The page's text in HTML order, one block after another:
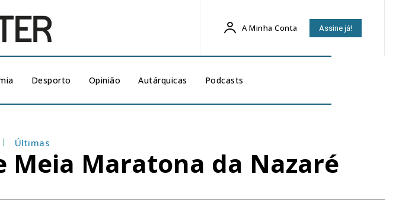
A Minha Conta Assine já!
Desporto Opinião Autárquicas Podcasts
Últimas
Meia Maratona da Nazaré